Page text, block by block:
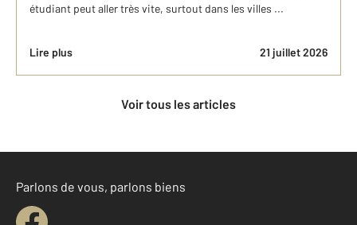
étudiant peut aller très vite, surtout dans les villes ...
Lire plus 21 juillet 2026
Voir tous les articles
Parlons de vous, parlons biens